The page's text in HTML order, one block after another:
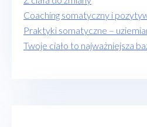
Coaching somatyczny i
Praktyki somatyczne –
Twoje ciało to najważniejsza